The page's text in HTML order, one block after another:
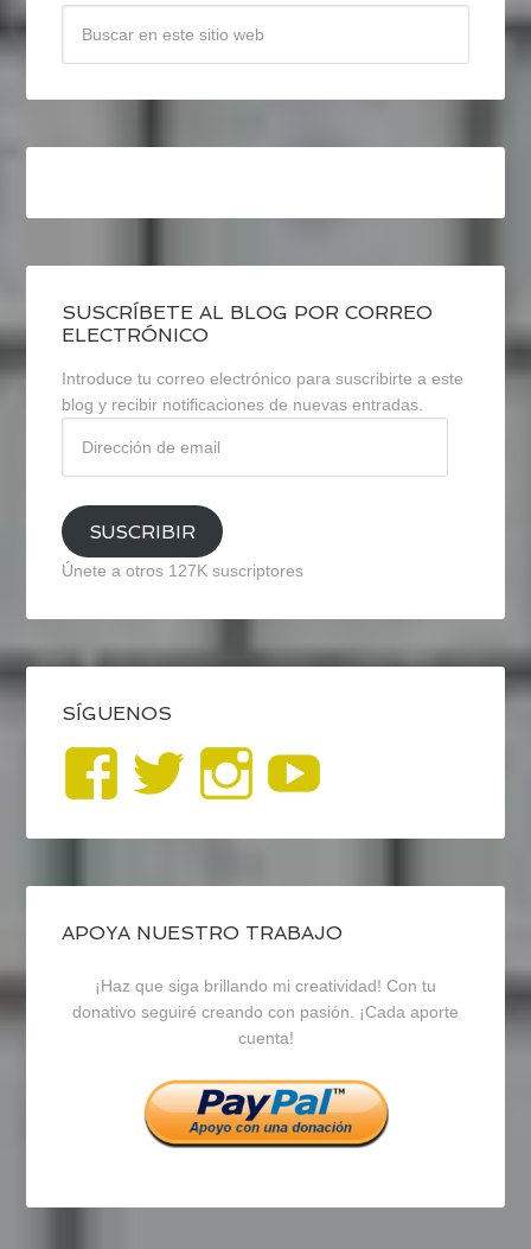
SUSCRÍBETE AL BLOG POR CORREO
ELECTRÓNICO
Introduce tu correo electrónico para suscribirte a este
blog y recibir notificaciones de nuevas entradas.
email
SUSCRIBIR
Únete a otros 127K suscriptores
SÍGUENOS
Ver
perfil
de
blogrecursosep
en
Facebook
Ver
perfil
de
recursosep
en
Twitter
Ver
perfil
de
recursosep
en
Instagram
APOYA NUESTRO TRABAJO
¡Haz que siga brillando mi creatividad! Con tu
donativo seguiré creando con pasión. ¡Cada aporte
cuenta!